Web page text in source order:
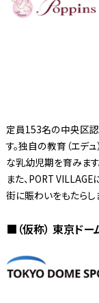
定員153名の中央区
す。独自の教育（エデ
な乳幼児期を育みます
また、PORT
街に賑わいをもたらし
■（仮称） 東京ド